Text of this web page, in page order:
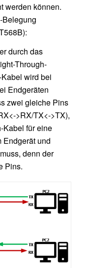
werden können.
durch das
Through-
wird bei
Endgeräten
zwei gleiche Pins
>RX/TX<->TX),
Kabel für eine
Endgerät und
denn der
Pins.